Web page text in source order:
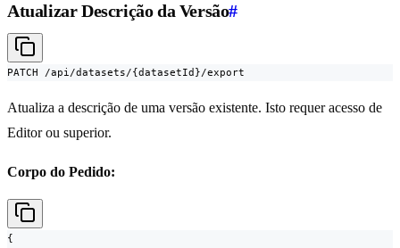
Atualizar Descrição da Versão#
PATCH /api/datasets/{datasetId}/export
Atualiza a descrição de uma versão existente. Isto requer acesso de
Editor ou superior.
Corpo do Pedido:
{